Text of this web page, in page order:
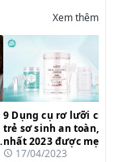
Xem thêm
9 Dụng cụ rơ lưỡi cho
trẻ sơ sinh an toàn, tốt
nhất 2023 được mẹ
bỉm tin dùng
17/04/2023